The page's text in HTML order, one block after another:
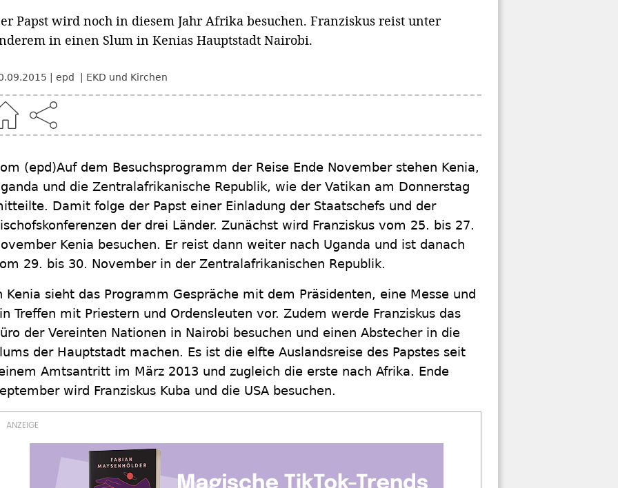
Papst wird noch in diesem Jahr Afrika besuchen. Franziskus reist unter
in einen Slum in Kenias Hauptstadt Nairobi.
epd EKD und Kirchen
(epd)Auf dem Besuchsprogramm der Reise Ende November stehen Kenia,
und die Zentralafrikanische Republik, wie der Vatikan am Donnerstag
Damit folge der Papst einer Einladung der Staatschefs und der
der drei Länder. Zunächst wird Franziskus vom 25. bis 27.
Kenia besuchen. Er reist dann weiter nach Uganda und ist danach
29. bis 30. November in der Zentralafrikanischen Republik.
Kenia sieht das Programm Gespräche mit dem Präsidenten, eine Messe und
Treffen mit Priestern und Ordensleuten vor. Zudem werde Franziskus das
der Vereinten Nationen in Nairobi besuchen und einen Abstecher in die
der Hauptstadt machen. Es ist die elfte Auslandsreise des Papstes seit
Amtsantritt im März 2013 und zugleich die erste nach Afrika. Ende
wird Franziskus Kuba und die USA besuchen.